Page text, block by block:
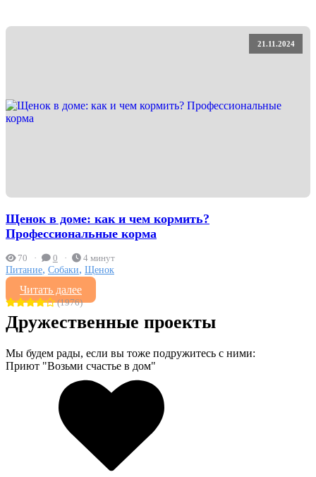
21.11.2024
Щенок в доме: как и чем кормить?
Профессиональные корма
70 0 4 минут
Питание, Собаки, Щенок
Читать далее
(1976)
Дружественные проекты
Мы будем рады, если вы тоже подружитесь с ними:
Приют "Возьми счастье в дом"